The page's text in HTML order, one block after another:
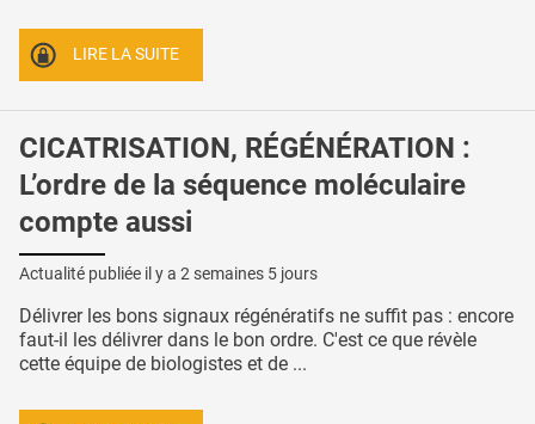
LIRE LA SUITE
CICATRISATION, RÉGÉNÉRATION :
L’ordre de la séquence moléculaire
compte aussi
Actualité publiée il y a 2 semaines 5 jours
Délivrer les bons signaux régénératifs ne suffit pas : encore
faut-il les délivrer dans le bon ordre. C'est ce que révèle
cette équipe de biologistes et de ...